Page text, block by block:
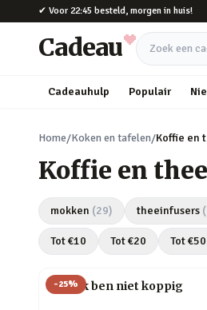
Naar hoofdinhoud
✔ Voor 22:45 besteld, morgen in huis!
Cadeau Zoek een
Cadeauhulp Populair
Home/Koken en tafelen/Koffie en
Koffie en thee
mokken (29) theeinfusers (
Tot €10 Tot €20 Tot €50
-25%
Mok Ik ben niet koppig